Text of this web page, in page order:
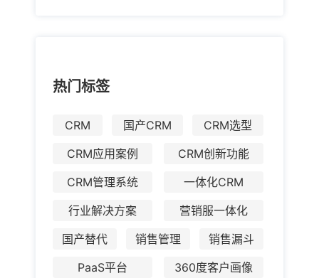
热门标签
CRM 国产CRM
CRM选型
CRM应用案例
CRM创新功能
CRM管理系统
一体化CRM
行业解决方案
营销服一体化
国产替代
销售管理
销售漏斗
PaaS平台
360度客户画像